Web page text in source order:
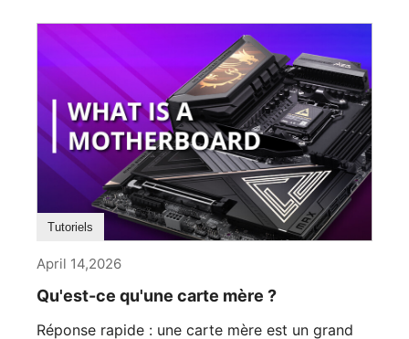
Tutoriels
April 14,2026
Qu'est-ce qu'une carte mère ?
Réponse rapide : une carte mère est un grand